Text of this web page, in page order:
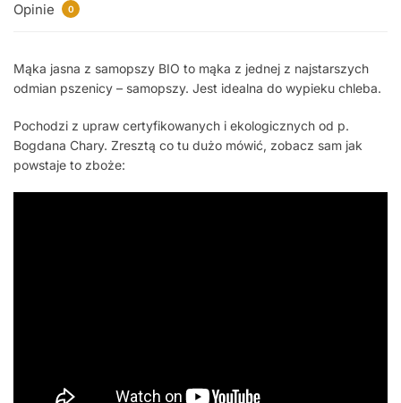
Opinie 0
Mąka jasna z samopszy BIO to mąka z jednej z najstarszych
odmian pszenicy – samopszy. Jest idealna do wypieku chleba.
Pochodzi z upraw certyfikowanych i ekologicznych od p.
Bogdana Chary. Zresztą co tu dużo mówić, zobacz sam jak
powstaje to zboże: